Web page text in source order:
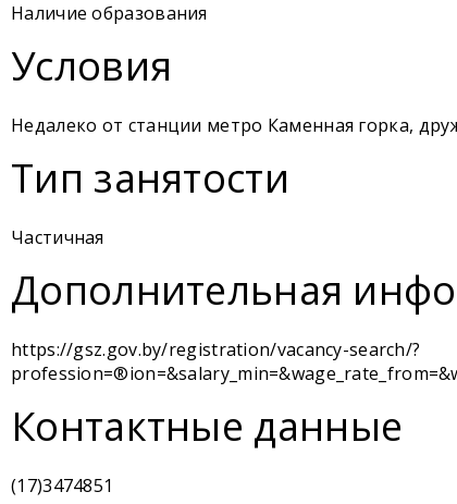
Наличие образования
Условия
Недалеко от станции метро Каменная горка,
Тип занятости
Частичная
Дополнительная
https://gsz.gov.by/registration/vacancy-search/?
Контактные данные
(17)3474851